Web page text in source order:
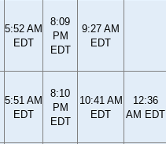
5:52 AM
EDT
8:09
PM
EDT
9:27 AM
EDT
5:51 AM
EDT
8:10
PM
EDT
10:41 AM
EDT
12:36
AM EDT